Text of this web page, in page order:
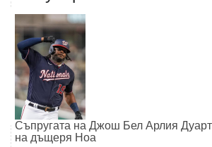
Съпругата на Джош Бел Арлия
на дъщеря Ноа